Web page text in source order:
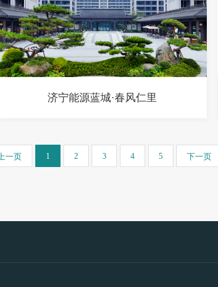
济宁能源蓝城·春风仁里
上一页 1 2 3 4 5 下一页